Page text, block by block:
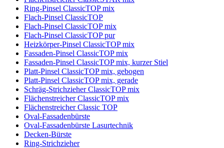
Ring-Pinsel ClassicTOP mix
Flach-Pinsel ClassicTOP
Flach-Pinsel ClassicTOP mix
Flach-Pinsel ClassicTOP pur
Heizkörper-Pinsel ClassicTOP mix
Fassaden-Pinsel ClassicTOP mix
Fassaden-Pinsel ClassicTOP mix, kurzer Stiel
Platt-Pinsel ClassicTOP mix, gebogen
Platt-Pinsel ClassicTOP mix, gerade
Schräg-Strichzieher ClassicTOP mix
Flächenstreicher ClassicTOP mix
Flächenstreicher Classic TOP
Oval-Fassadenbürste
Oval-Fassadenbürste Lasurtechnik
Decken-Bürste
Ring-Strichzieher